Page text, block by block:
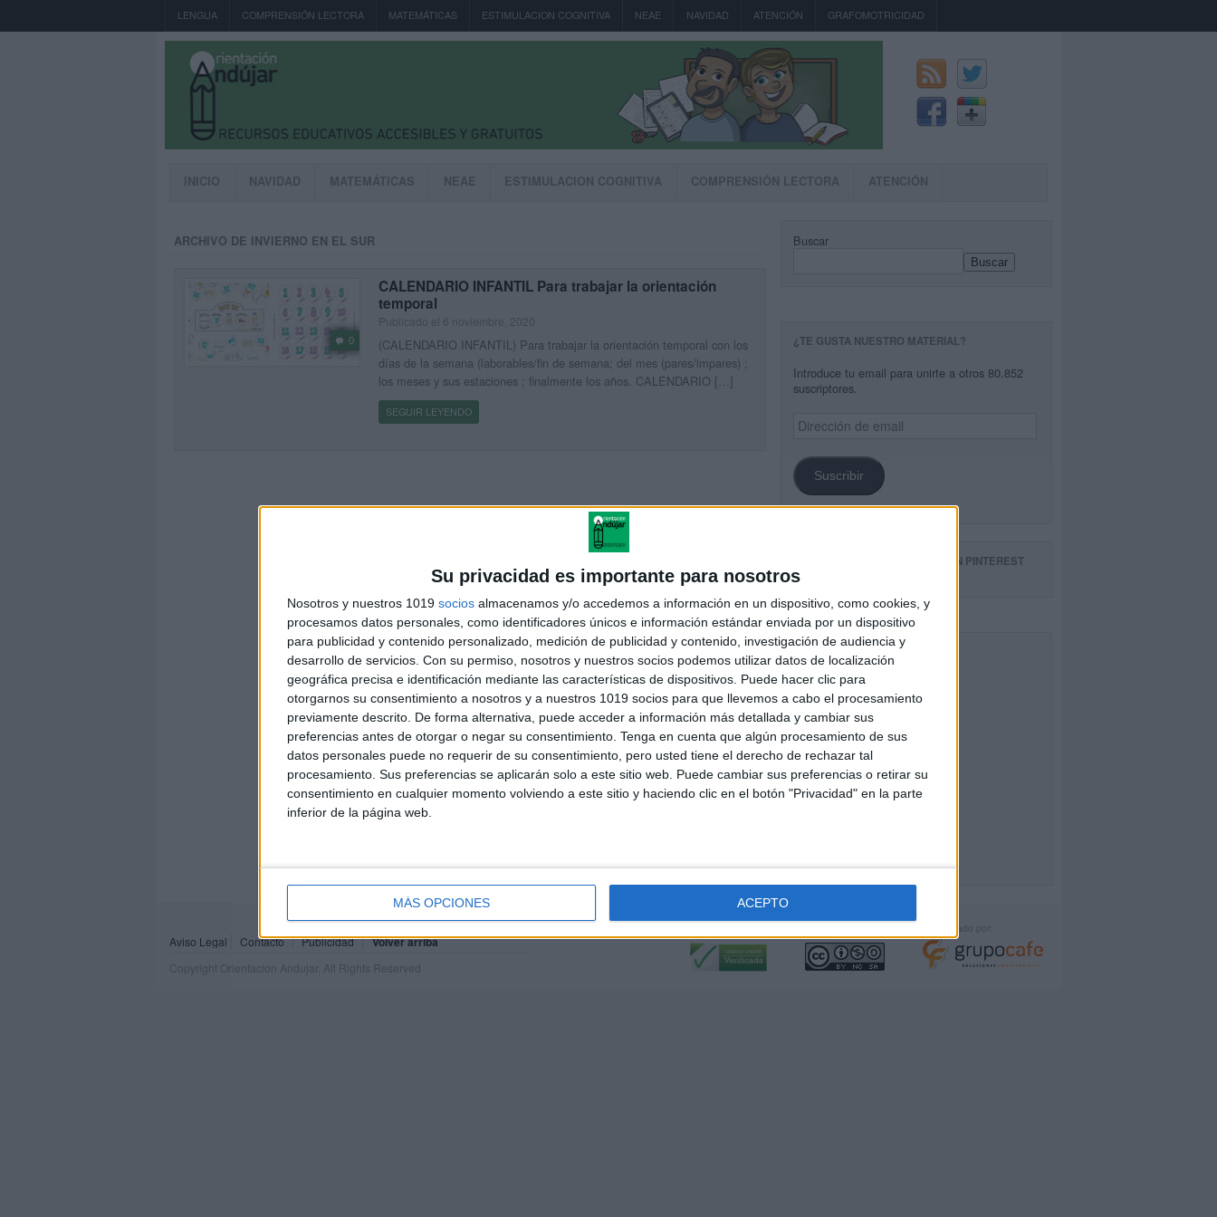
Su privacidad es importante para nosotros
Nosotros y nuestros 1019 socios almacenamos y/o accedemos a información en un dispositivo, como cookies, y
procesamos datos personales, como identificadores únicos e información estándar enviada por un dispositivo
para publicidad y contenido personalizado, medición de publicidad y contenido, investigación de audiencia y
desarrollo de servicios. Con su permiso, nosotros y nuestros socios podemos utilizar datos de localización
geográfica precisa e identificación mediante las características de dispositivos. Puede hacer clic para
otorgarnos su consentimiento a nosotros y a nuestros 1019 socios para que llevemos a cabo el procesamiento
previamente descrito. De forma alternativa, puede acceder a información más detallada y cambiar sus
preferencias antes de otorgar o negar su consentimiento. Tenga en cuenta que algún procesamiento de sus
datos personales puede no requerir de su consentimiento, pero usted tiene el derecho de rechazar tal
procesamiento. Sus preferencias se aplicarán solo a este sitio web. Puede cambiar sus preferencias o retirar su
consentimiento en cualquier momento volviendo a este sitio y haciendo clic en el botón "Privacidad" en la parte
inferior de la página web.
MÁS OPCIONES ACEPTO
LENGUA COMPRENSIÓN LECTORA MATEMÁTICAS ESTIMULACION COGNITIVA NEAE NAVIDAD ATENCIÓN GRAFOMOTRICIDAD
INICIO NAVIDAD MATEMÁTICAS NEAE ESTIMULACION COGNITIVA COMPRENSIÓN LECTORA ATENCIÓN
ARCHIVO DE INVIERNO EN EL SUR
0
CALENDARIO INFANTIL Para trabajar la orientación
temporal
(CALENDARIO INFANTIL) Para trabajar la orientación temporal con los
días de la semana (laborables/fin de semana; del mes (pares/impares) ;
los meses y sus estaciones ; finalmente los años. CALENDARIO […]
SEGUIR LEYENDO
Buscar
Buscar
¿TE GUSTA NUESTRO MATERIAL?
Introduce tu email para unirte a otros 80.852
suscriptores.
Dirección
de
Suscribir
SIGUE NUESTROS TABLEROS EN PINTEREST
Aviso Legal Contacto Publicidad Volver arriba
Copyright Orientacion Andujar. All Rights Reserved